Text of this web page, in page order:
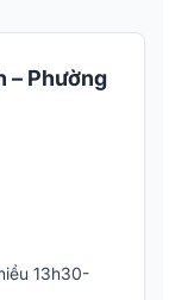
– Phường
13h30-